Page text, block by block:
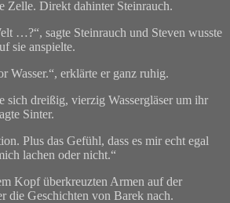
Zelle. Direkt dahinter Steinrauch.
…?“, sagte Steinrauch und Steven wusste
sie anspielte.
Wasser.“, erklärte er ganz ruhig.
sich dreißig, vierzig Wassergläser um ihr
Sinter.
Plus das Gefühl, dass es mir echt egal
lachen oder nicht.“
Kopf überkreuzten Armen auf der
die Geschichten von Barek nach.